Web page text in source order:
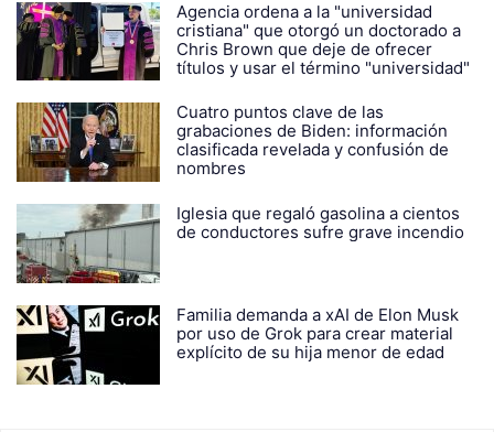
Agencia ordena a la "universidad
cristiana" que otorgó un doctorado a
Chris Brown que deje de ofrecer
títulos y usar el término "universidad"
Cuatro puntos clave de las
grabaciones de Biden: información
clasificada revelada y confusión de
nombres
Iglesia que regaló gasolina a cientos
de conductores sufre grave incendio
Familia demanda a xAI de Elon Musk
por uso de Grok para crear material
explícito de su hija menor de edad